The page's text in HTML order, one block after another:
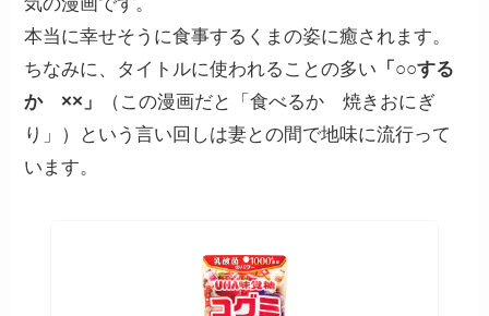
本当に幸せそうに食事するくまの姿に癒されます。
ちなみに、タイトルに使われることの多い 「○○する
か ××」
（この漫画だと「食べるか 焼きおにぎ
り」）という言い回しは妻との間で地味に流行って
います。